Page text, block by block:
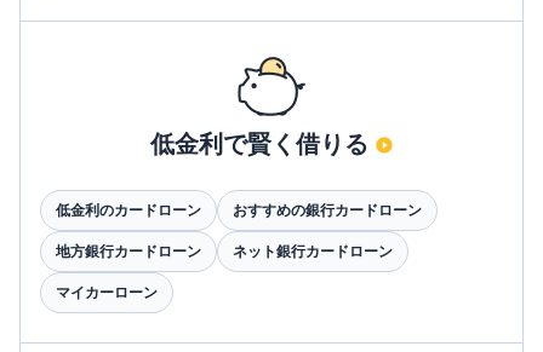
低金利で賢く借りる
低金利のカードローン おすすめの銀行カードローン
地方銀行カードローン ネット銀行カードローン
マイカーローン